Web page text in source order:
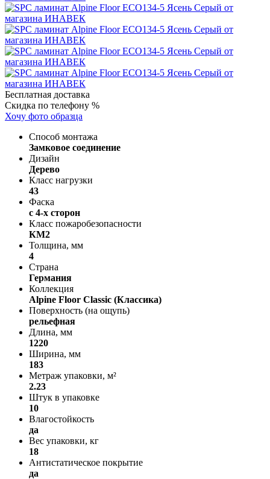
Бесплатная доставка
Скидка по телефону %
Хочу фото образца
Способ монтажа
Замковое соединение
Дизайн
Дерево
Класс нагрузки
43
Фаска
с 4-х сторон
Класс пожаробезопасности
КМ2
Толщина, мм
4
Страна
Германия
Коллекция
Alpine Floor Classic (Классика)
Поверхность (на ощупь)
рельефная
Длина, мм
1220
Ширина, мм
183
Метраж упаковки, м²
2.23
Штук в упаковке
10
Влагостойкость
да
Вес упаковки, кг
18
Антистатическое покрытие
да